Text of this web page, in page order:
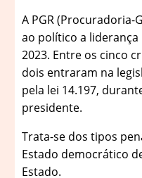
A PGR (Procuradoria-
ao político a
2023. Entre os cinco
dois entraram na
pela lei 14.197,
presidente.
Trata-se dos tipos
Estado democrático
Estado.